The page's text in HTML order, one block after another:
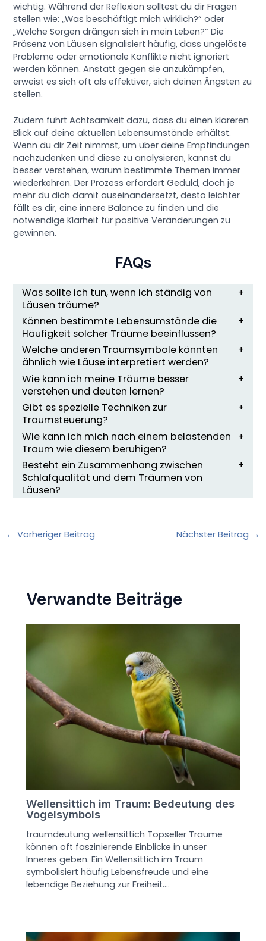
wichtig. Während der Reflexion solltest du dir Fragen
stellen wie: „Was beschäftigt mich wirklich?“ oder
„Welche Sorgen drängen sich in mein Leben?“ Die
Präsenz von Läusen signalisiert häufig, dass ungelöste
Probleme oder emotionale Konflikte nicht ignoriert
werden können. Anstatt gegen sie anzukämpfen,
erweist es sich oft als effektiver, sich deinen Ängsten zu
stellen.
Zudem führt Achtsamkeit dazu, dass du einen klareren
Blick auf deine aktuellen Lebensumstände erhältst.
Wenn du dir Zeit nimmst, um über deine Empfindungen
nachzudenken und diese zu analysieren, kannst du
besser verstehen, warum bestimmte Themen immer
wiederkehren. Der Prozess erfordert Geduld, doch je
mehr du dich damit auseinandersetzt, desto leichter
fällt es dir, eine innere Balance zu finden und die
notwendige Klarheit für positive Veränderungen zu
gewinnen.
FAQs
Was sollte ich tun, wenn ich ständig von
Läusen träume?
Können bestimmte Lebensumstände die
Häufigkeit solcher Träume beeinflussen?
Welche anderen Traumsymbole könnten
ähnlich wie Läuse interpretiert werden?
Wie kann ich meine Träume besser
verstehen und deuten lernen?
Gibt es spezielle Techniken zur
Traumsteuerung?
Wie kann ich mich nach einem belastenden
Traum wie diesem beruhigen?
Besteht ein Zusammenhang zwischen
Schlafqualität und dem Träumen von
Läusen?
← Vorheriger Beitrag Nächster Beitrag →
Verwandte Beiträge
Wellensittich im Traum: Bedeutung des
Vogelsymbols
traumdeutung wellensittich Topseller Träume
können oft faszinierende Einblicke in unser
Inneres geben. Ein Wellensittich im Traum
symbolisiert häufig Lebensfreude und eine
lebendige Beziehung zur Freiheit.…